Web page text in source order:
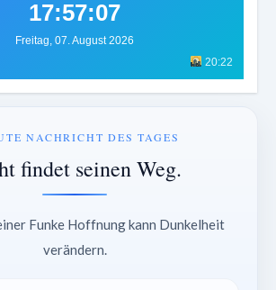
17:57:10
Freitag, 07. August 2026
20:22
NACHRICHT DES TAGES
findet seinen Weg.
Funke Hoffnung kann Dunkelheit
verändern.